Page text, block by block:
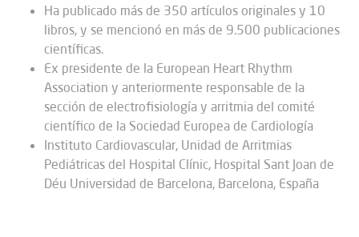
Ha publicado más de 350 artículos originales y 10
libros, y se mencionó en más de 9.500 publicaciones
científicas.
Ex presidente de la European Heart Rhythm
Association y anteriormente responsable de la
sección de electrofisiología y arritmia del comité
científico de la Sociedad Europea de Cardiología
Instituto Cardiovascular, Unidad de Arritmias
Pediátricas del Hospital Clínic, Hospital Sant Joan de
Déu Universidad de Barcelona, Barcelona, España